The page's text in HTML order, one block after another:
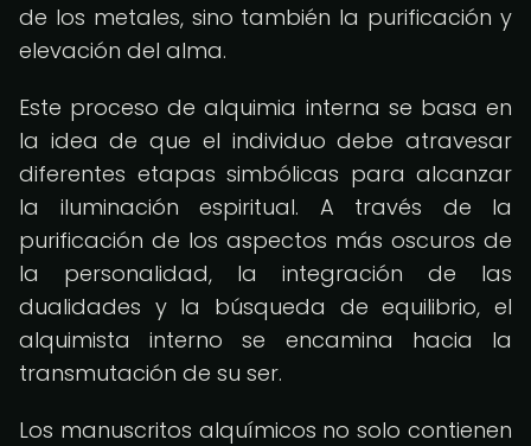
de los metales, sino también la purificación y
elevación del alma.
Este proceso de alquimia interna se basa en
la idea de que el individuo debe atravesar
diferentes etapas simbólicas para alcanzar
la iluminación espiritual. A través de la
purificación de los aspectos más oscuros de
la personalidad, la integración de las
dualidades y la búsqueda de equilibrio, el
alquimista interno se encamina hacia la
transmutación de su ser.
Los manuscritos alquímicos no solo contienen